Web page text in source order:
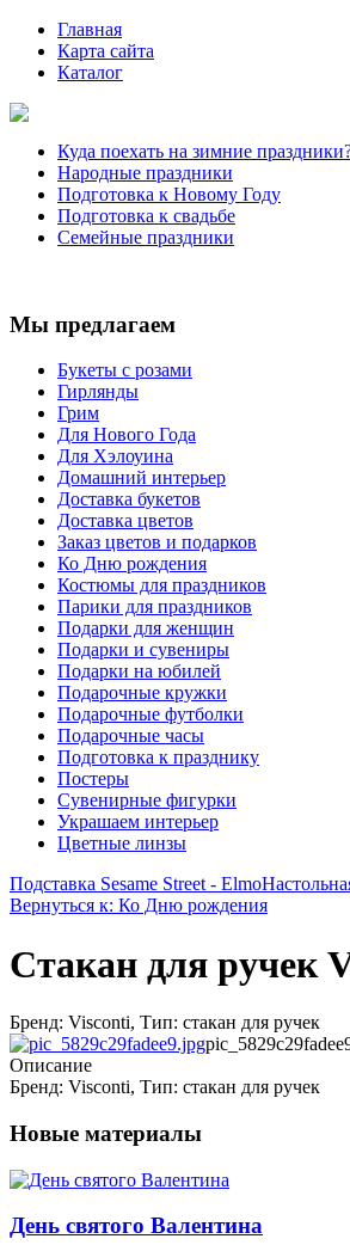
Главная
Карта сайта
Каталог
Куда поехать на зимние
Народные праздники
Подготовка к Новому Году
Подготовка к свадьбе
Семейные праздники
Мы предлагаем
Букеты с розами
Гирлянды
Грим
Для Нового Года
Для Хэлоуина
Домашний интерьер
Доставка букетов
Доставка цветов
Заказ цветов и подарков
Ко Дню рождения
Костюмы для праздников
Парики для праздников
Подарки для женщин
Подарки и сувениры
Подарки на юбилей
Подарочные кружки
Подарочные футболки
Подарочные часы
Подготовка к празднику
Постеры
Сувенирные фигурки
Украшаем интерьер
Цветные линзы
Подставка Sesame Street - Elmo
Вернуться к: Ко Дню рождения
Стакан для ручек
Бренд: Visconti, Тип: стакан для ручек
Описание
Бренд: Visconti, Тип: стакан для ручек
Новые материалы
День святого Валентина